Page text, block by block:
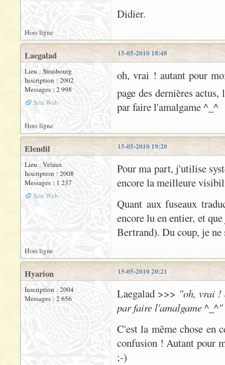
Didier.
Hors ligne
15-05-2010 18:48
Laegalad
Lieu : Strasbourg
Inscription : 2002
Messages : 2 998
Site Web
oh, vrai ! autant pour
page des dernières
par faire l'amalgame ^_^
Hors ligne
15-05-2010 19:20
Elendil
Lieu : Velaux
Inscription : 2008
Messages : 1 237
Site Web
Pour ma part, j'utilise
encore la meilleure
Quant aux fuseaux
encore lu en entier, et
Bertrand). Du coup, je ne
Hors ligne
15-05-2010 20:21
Hyarion
Inscription : 2004
Messages : 2 656
Laegalad >>> "oh, vrai !
par faire l'amalgame ^_^"
C'est la même chose en
confusion ! Autant pour
;-)